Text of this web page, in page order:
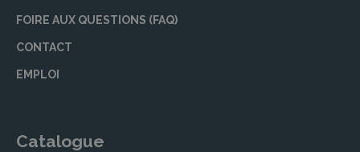
FOIRE AUX QUESTIONS (FAQ)
CONTACT
EMPLOI
Catalogue